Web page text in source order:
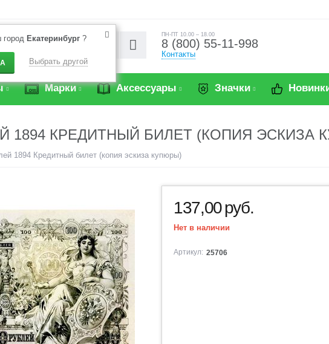
город Екатеринбург ?
Выбрать другой
ПН-ПТ 10.00 – 18.00
8 (800) 55-11-998
Контакты
Марки Аксессуары Значки
1894 КРЕДИТНЫЙ БИЛЕТ (КОПИЯ ЭСКИЗА
1894 Кредитный билет (копия эскиза купюры)
137,00руб.
Нет в наличии
Артикул: 25706